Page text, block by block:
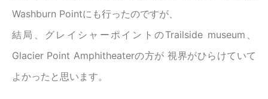
Washburn Pointにも行ったのですが、
結局、グレイシャーポイントのTrailside museum、
Glacier Point Amphitheaterの方が 視界がひらけていて
よかったと思います。